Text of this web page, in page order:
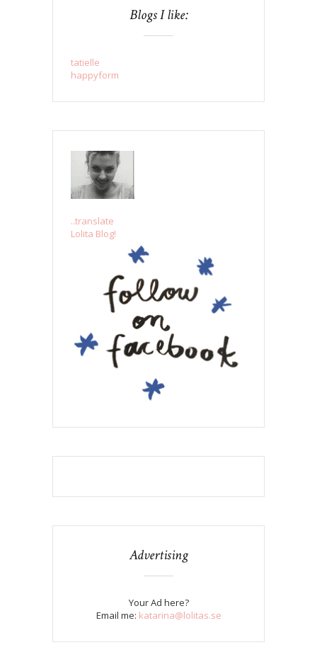
Blogs I like:
tatielle
happyform
..translate
Lolita Blog!
Advertising
Your Ad here?
Email me: katarina@lolitas.se